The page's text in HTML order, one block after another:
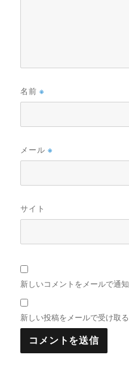
名前※
メール※
サイト
新しいコメントをメールで通知
新しい投稿をメールで受け取る